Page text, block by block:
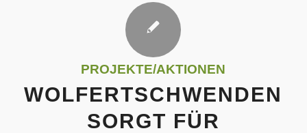
PROJEKTE/AKTIONEN
WOLFERTSCHWENDEN
SORGT FÜR